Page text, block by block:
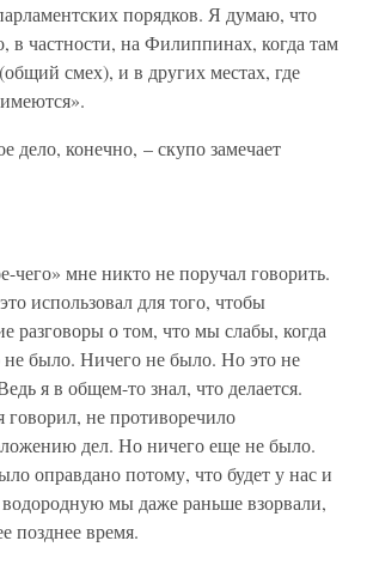
порядков. Я думаю, что
в частности, на Филиппинах, когда там
смех), и в других местах, где
дело, конечно, – скупо замечает
чего» мне никто не поручал говорить.
использовал для того, чтобы
разговоры о том, что мы слабы, когда
не было. Ничего не было. Но это не
я в общем-то знал, что делается.
говорил, не противоречило
дел. Но ничего еще не было.
оправдано потому, что будет у нас и
мы даже раньше взорвали,
позднее время.